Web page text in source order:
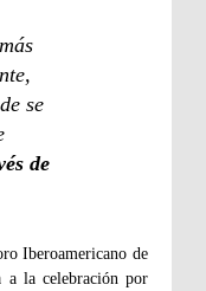
se
de
Iberoamericano de
a la celebración por